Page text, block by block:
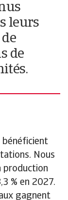
leurs
de
bénéficient
Nous
production
% en 2027.
gagnent